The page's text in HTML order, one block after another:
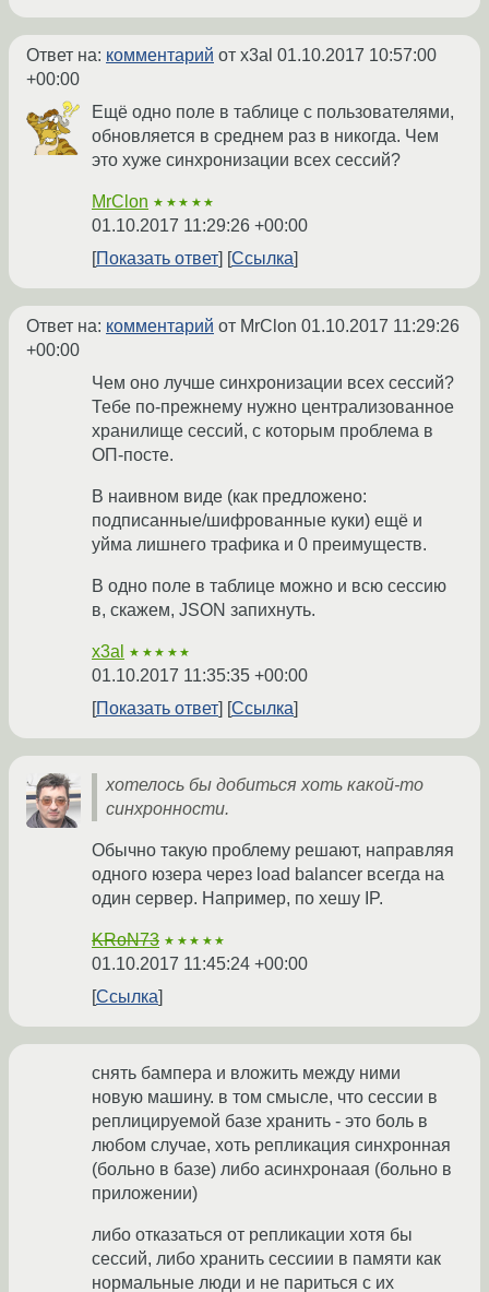
Ответ на: комментарий от x3al 01.10.2017 10:57:00
+00:00
Ещё одно поле в таблице с пользователями,
обновляется в среднем раз в никогда. Чем
это хуже синхронизации всех сессий?
MrClon ★★★★★
01.10.2017 11:29:26 +00:00
Показать ответ
Ссылка
Ответ на: комментарий от MrClon 01.10.2017 11:29:26
+00:00
Чем оно лучше синхронизации всех сессий?
Тебе по-прежнему нужно централизованное
хранилище сессий, с которым проблема в
ОП-посте.
В наивном виде (как предложено:
подписанные/шифрованные куки) ещё и
уйма лишнего трафика и 0 преимуществ.
В одно поле в таблице можно и всю сессию
в, скажем, JSON запихнуть.
x3al ★★★★★
01.10.2017 11:35:35 +00:00
Показать ответ
Ссылка
хотелось бы добиться хоть какой-то
синхронности.
Обычно такую проблему решают, направляя
одного юзера через load balancer всегда на
один сервер. Например, по хешу IP.
KRoN73 ★★★★★
01.10.2017 11:45:24 +00:00
Ссылка
снять бампера и вложить между ними
новую машину. в том смысле, что сессии в
реплицируемой базе хранить - это боль в
любом случае, хоть репликация синхронная
(больно в базе) либо асинхронаая (больно в
приложении)
либо отказаться от репликации хотя бы
сессий, либо хранить сессиии в памяти как
нормальные люди и не париться с их